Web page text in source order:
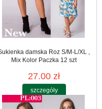
damska Roz S/M-L/XL ,
Mix Kolor Paczka 12 szt
27.00 zł
szczegóły